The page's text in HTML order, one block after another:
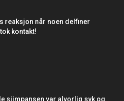
reaksjon når noen delfiner
kontakt!
sjimpansen var alvorlig syk og